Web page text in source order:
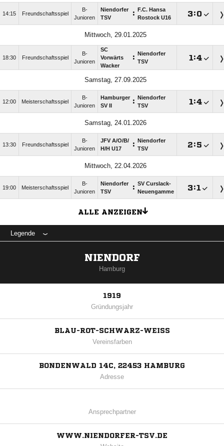
14:15 Freundschaftsspiel
B-
Junioren
Niendorfer
TSV
:
F.C. Hansa
Rostock U16
:
Mittwoch, 29.01.2025
18:30 Freundschaftsspiel
B-
Junioren
SC
Vorwärts
Wacker
:
Niendorfer
TSV
:
Samstag, 27.09.2025
12:00 Meisterschaftsspiel
B-
Junioren
Hamburger
SV II
:
Niendorfer
TSV
:
Samstag, 24.01.2026
13:30 Freundschaftsspiel
B-
Junioren
JFV A/​O/​B/​
H/​H U17
:
Niendorfer
TSV
:
Mittwoch, 22.04.2026
19:00 Meisterschaftsspiel
B-
Junioren
Niendorfer
TSV
: SV Curslack-
Neuengamme
:
ALLE ANZEIGEN
Legende
NIENDORF
Hamburg
1919
Gründungsjahr
BLAU-ROT-SCHWARZ-WEISS
Vereinsfarben
BONDENWALD 14C, 22453 HAMBURG
Adresse
Ansprechpartner
WWW.NIENDORFER-TSV.DE